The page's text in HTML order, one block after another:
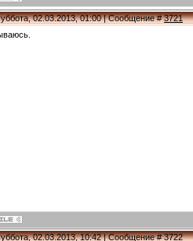
02.03.2013, 01:00 | Сообщение #3721
02.03.2013, 10:42 | Сообщение #3722